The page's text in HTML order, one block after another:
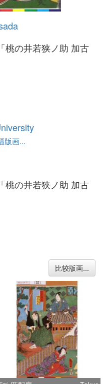
桃の井若狭ノ助 加古
版画...
桃の井若狭ノ助 加古
比较版画...